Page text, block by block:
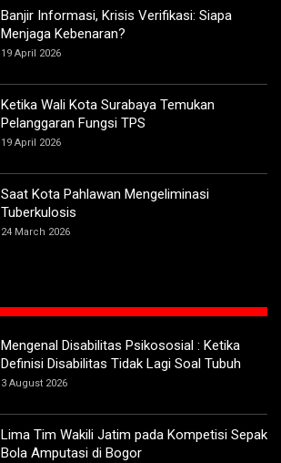
Banjir Informasi, Krisis Verifikasi: Siapa
Menjaga Kebenaran?
19 April 2026
Ketika Wali Kota Surabaya Temukan
Pelanggaran Fungsi TPS
19 April 2026
Saat Kota Pahlawan Mengeliminasi
Tuberkulosis
24 March 2026
Mengenal Disabilitas Psikososial : Ketika
Definisi Disabilitas Tidak Lagi Soal Tubuh
3 August 2026
Lima Tim Wakili Jatim pada Kompetisi Sepak
Bola Amputasi di Bogor